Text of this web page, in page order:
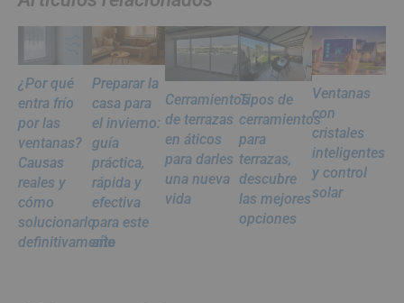
¿Por qué
entra frío
por las
ventanas?
Causas
reales y
cómo
solucionarlo
definitivamente
Preparar la
casa para
el invierno:
guía
práctica,
rápida y
efectiva
para este
año
Cerramientos
de terrazas
en áticos
para darles
una nueva
vida
Tipos de
cerramientos
para
terrazas,
descubre
las mejores
opciones
Ventanas
con
cristales
inteligentes
y control
solar